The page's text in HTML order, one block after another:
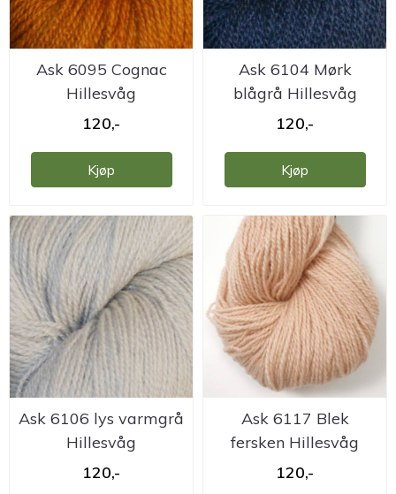
Ask 6095 Cognac
Hillesvåg
ullvarefabrikk
120,-
Kjøp
Ask 6104 Mørk
blågrå Hillesvåg
ullvarefabrikk
120,-
Kjøp
Ask 6106 lys varmgrå
Hillesvåg
ullvarefabrikk
120,-
Ask 6117 Blek
fersken Hillesvåg
ullvarefabrikk
120,-